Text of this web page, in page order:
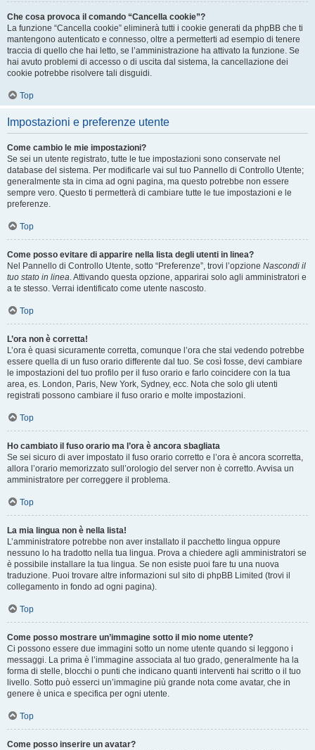
Che cosa provoca il comando “Cancella cookie”?
La funzione “Cancella cookie” eliminerà tutti i cookie generati da phpBB che ti
mantengono autenticato e connesso, oltre a permetterti ad esempio di tenere
traccia di quello che hai letto, se l’amministrazione ha attivato la funzione. Se
hai avuto problemi di accesso o di uscita dal sistema, la cancellazione dei
cookie potrebbe risolvere tali disguidi.
Top
Impostazioni e preferenze utente
Come cambio le mie impostazioni?
Se sei un utente registrato, tutte le tue impostazioni sono conservate nel
database del sistema. Per modificarle vai sul tuo Pannello di Controllo Utente;
generalmente sta in cima ad ogni pagina, ma questo potrebbe non essere
sempre vero. Questo ti permetterà di cambiare tutte le tue impostazioni e le
preferenze.
Top
Come posso evitare di apparire nella lista degli utenti in linea?
Nel Pannello di Controllo Utente, sotto “Preferenze”, trovi l’opzione Nascondi il
tuo stato in linea. Attivando questa opzione, apparirai solo agli amministratori e
a te stesso. Verrai identificato come utente nascosto.
Top
L’ora non è corretta!
L’ora è quasi sicuramente corretta, comunque l’ora che stai vedendo potrebbe
essere quella di un fuso orario differente dal tuo. Se così fosse, devi cambiare
le impostazioni del tuo profilo per il fuso orario e farlo coincidere con la tua
area, es. London, Paris, New York, Sydney, ecc. Nota che solo gli utenti
registrati possono cambiare il fuso orario e molte impostazioni.
Top
Ho cambiato il fuso orario ma l’ora è ancora sbagliata
Se sei sicuro di aver impostato il fuso orario corretto e l’ora è ancora scorretta,
allora l’orario memorizzato sull’orologio del server non è corretto. Avvisa un
amministratore per correggere il problema.
Top
La mia lingua non è nella lista!
L’amministratore potrebbe non aver installato il pacchetto lingua oppure
nessuno lo ha tradotto nella tua lingua. Prova a chiedere agli amministratori se
è possibile installare la tua lingua. Se non esiste puoi fare tu una nuova
traduzione. Puoi trovare altre informazioni sul sito di phpBB Limited (trovi il
collegamento in fondo ad ogni pagina).
Top
Come posso mostrare un’immagine sotto il mio nome utente?
Ci possono essere due immagini sotto un nome utente quando si leggono i
messaggi. La prima è l’immagine associata al tuo grado, generalmente ha la
forma di stelle, blocchi o punti che indicano quanti interventi hai scritto o il tuo
livello. Sotto può esserci un’immagine più grande nota come avatar, che in
genere è unica e specifica per ogni utente.
Top
Come posso inserire un avatar?